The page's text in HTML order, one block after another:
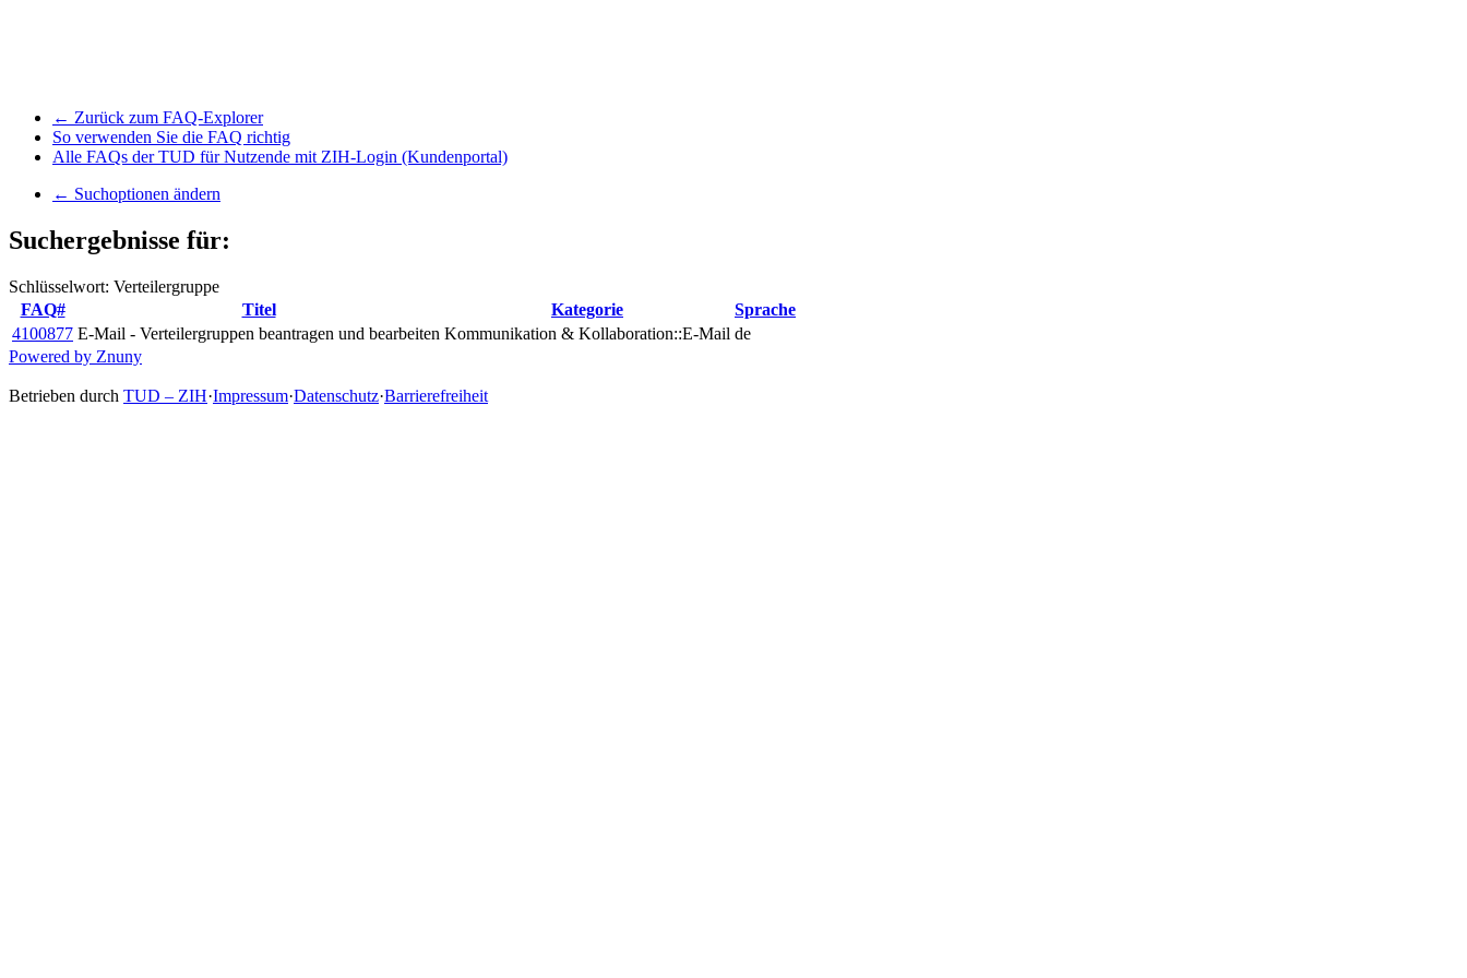
← Zurück zum FAQ-Explorer
So verwenden Sie die FAQ richtig
Alle FAQs der TUD für Nutzende mit ZIH-Login (Kundenportal)
← Suchoptionen ändern
Suchergebnisse für:
Schlüsselwort: Verteilergruppe
FAQ#
Titel Kategorie
Sprache
4100877 E-Mail - Verteilergruppen beantragen und bearbeiten Kommunikation & Kollaboration::E-Mail de
Powered by Znuny
Betrieben durch TUD – ZIH·Impressum·Datenschutz·Barrierefreiheit